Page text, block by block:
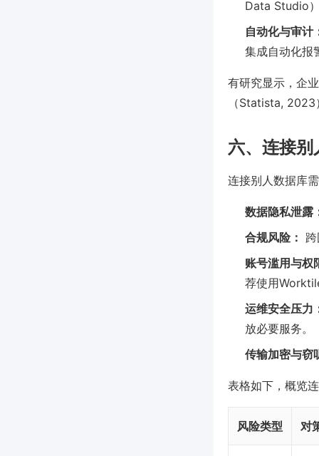
Data Studio
自动化与审计
集成自动化报
有研究显示，企
（Statista,
六、连接
连接别人数据库
数据隐私泄露
合规风险：
账号滥用与权
荐使用
运维安全压力
放必要服务。
传输加密与窃
表格如下，概览
风险类型 对